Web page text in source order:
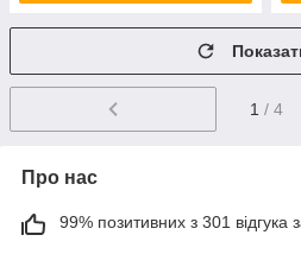
1 / 4
Про нас
99% позитивних з 301 відгука